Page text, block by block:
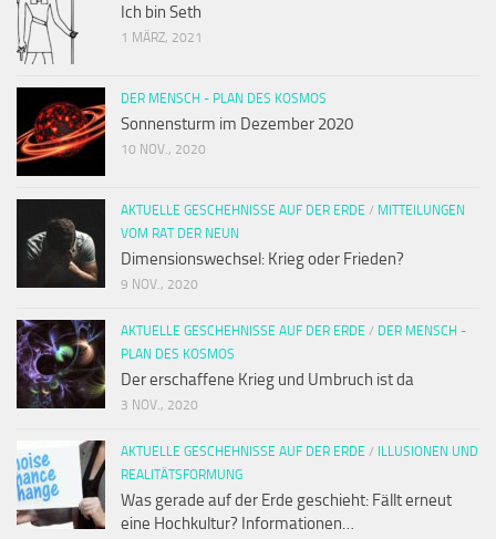
Ich bin Seth
1 MÄRZ, 2021
DER MENSCH - PLAN DES KOSMOS
Sonnensturm im Dezember 2020
10 NOV., 2020
AKTUELLE GESCHEHNISSE AUF DER ERDE / MITTEILUNGEN
VOM RAT DER NEUN
Dimensionswechsel: Krieg oder Frieden?
9 NOV., 2020
AKTUELLE GESCHEHNISSE AUF DER ERDE / DER MENSCH -
PLAN DES KOSMOS
Der erschaffene Krieg und Umbruch ist da
3 NOV., 2020
AKTUELLE GESCHEHNISSE AUF DER ERDE /
ILLUSIONEN UND
REALITÄTSFORMUNG
Was gerade auf der Erde geschieht: Fällt erneut
eine Hochkultur? Informationen…